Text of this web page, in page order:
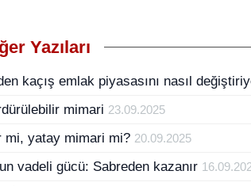
Yazıları
kaçış emlak piyasasını nasıl
mimari 23.09.2025
mi, yatay mimari mi? 20.09.2025
vadeli gücü: Sabreden kazanır